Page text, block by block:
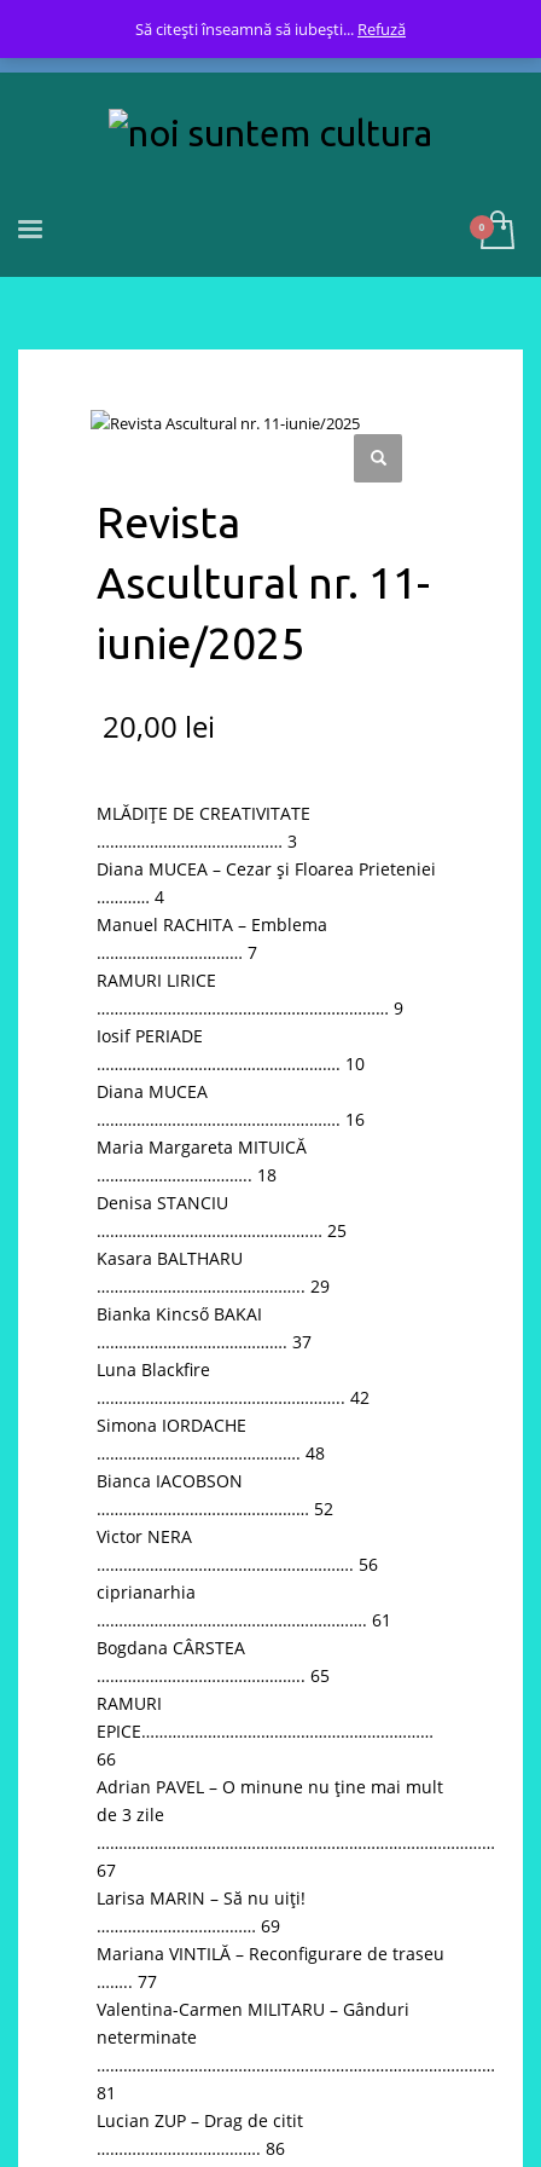
Revista
Ascultural nr. 11-
iunie/2025
20,00 lei
MLĂDIȚE DE CREATIVITATE
…………………………………… 3
Diana MUCEA – Cezar și Floarea Prieteniei
………… 4
Manuel RACHITA – Emblema
…………………………… 7
RAMURI LIRICE
………………………………………………………… 9
Iosif PERIADE
………………………………………………. 10
Diana MUCEA
………………………………………………. 16
Maria Margareta MITUICĂ
…………………………….. 18
Denisa STANCIU
…………………………………………… 25
Kasara BALTHARU
……………………………………….. 29
Bianka Kincső BAKAI
……………………………………. 37
Luna Blackfire
……………………………………………….. 42
Simona IORDACHE
………………………………………. 48
Bianca IACOBSON
………………………………………… 52
Victor NERA
…………………………………………………. 56
ciprianarhia
……………………………………………………. 61
Bogdana CÂRSTEA
……………………………………….. 65
RAMURI
EPICE…………………………………………………………
66
Adrian PAVEL – O minune nu ține mai mult
de 3 zile
………………………………………………………………………………
67
Larisa MARIN – Să nu uiți!
……………………………… 69
Mariana VINTILĂ – Reconfigurare de traseu
…….. 77
Valentina-Carmen MILITARU – Gânduri
neterminate
………………………………………………………………………………
81
Lucian ZUP – Drag de citit
………………………………. 86
Să citești înseamnă să iubești... Refuză